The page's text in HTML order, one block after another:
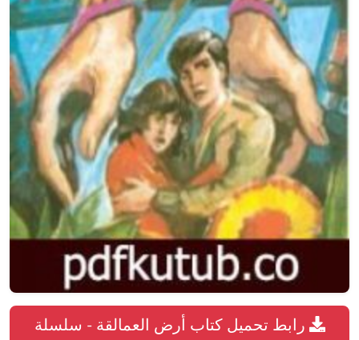
رابط تحميل كتاب أرض العمالقة - سلسلة